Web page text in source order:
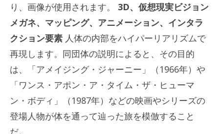
り、画像が使用されます。 3D、仮想現実ビジョン
メガネ、マッピング、アニメーション、インタラ
クション要素 人体の内部をハイパーリアリズムで
再現します。同団体の説明によると、その目的
は、「アメイジング・ジャーニー」（1966年）や
「ワンス・アポン・ア・タイム・ザ・ヒューマ
ン・ボディ」（1987年）などの映画やシリーズの
登場人物が体を通って辿った旅を模倣すること
だ。